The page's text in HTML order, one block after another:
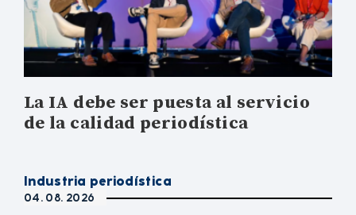
La IA debe ser puesta al servicio
de la calidad periodística
Industria periodística
04. 08. 2026